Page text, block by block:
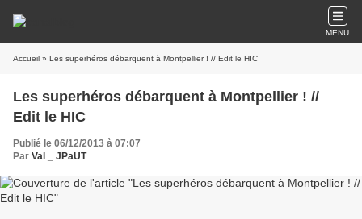
MENU
Accueil » Les superhéros débarquent à Montpellier ! // Edit le HIC
Les superhéros débarquent à Montpellier ! //
Edit le HIC
Publié le 06/12/2013 à 07:07
Par Val _ JPaUT